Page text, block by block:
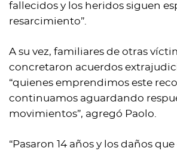
fallecidos y los heridos siguen
resarcimiento”.
A su vez, familiares de otras
concretaron acuerdos
“quienes emprendimos este
continuamos aguardando
movimientos”, agregó Paolo.
“Pasaron 14 años y los daños